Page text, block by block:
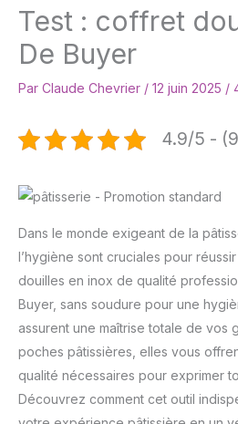
Test : coffret
De Buyer
Par Claude Chevrier / 12 juin 2025 /
4.9/5 -
Dans le monde exigeant de la
l’hygiène sont cruciales pour
douilles en inox de qualité
Buyer, sans soudure pour une
assurent une maîtrise totale de vos
poches pâtissières, elles vous
qualité nécessaires pour exprimer
Découvrez comment cet outil